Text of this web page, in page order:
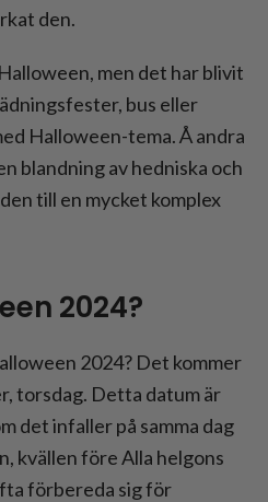
den.
men det har blivit
bus eller
Halloween-tema. Å andra
blandning av hedniska och
till en mycket komplex
2024?
2024? Det kommer
torsdag. Detta datum är
det infaller på samma dag
kvällen före Alla helgons
förbereda sig för